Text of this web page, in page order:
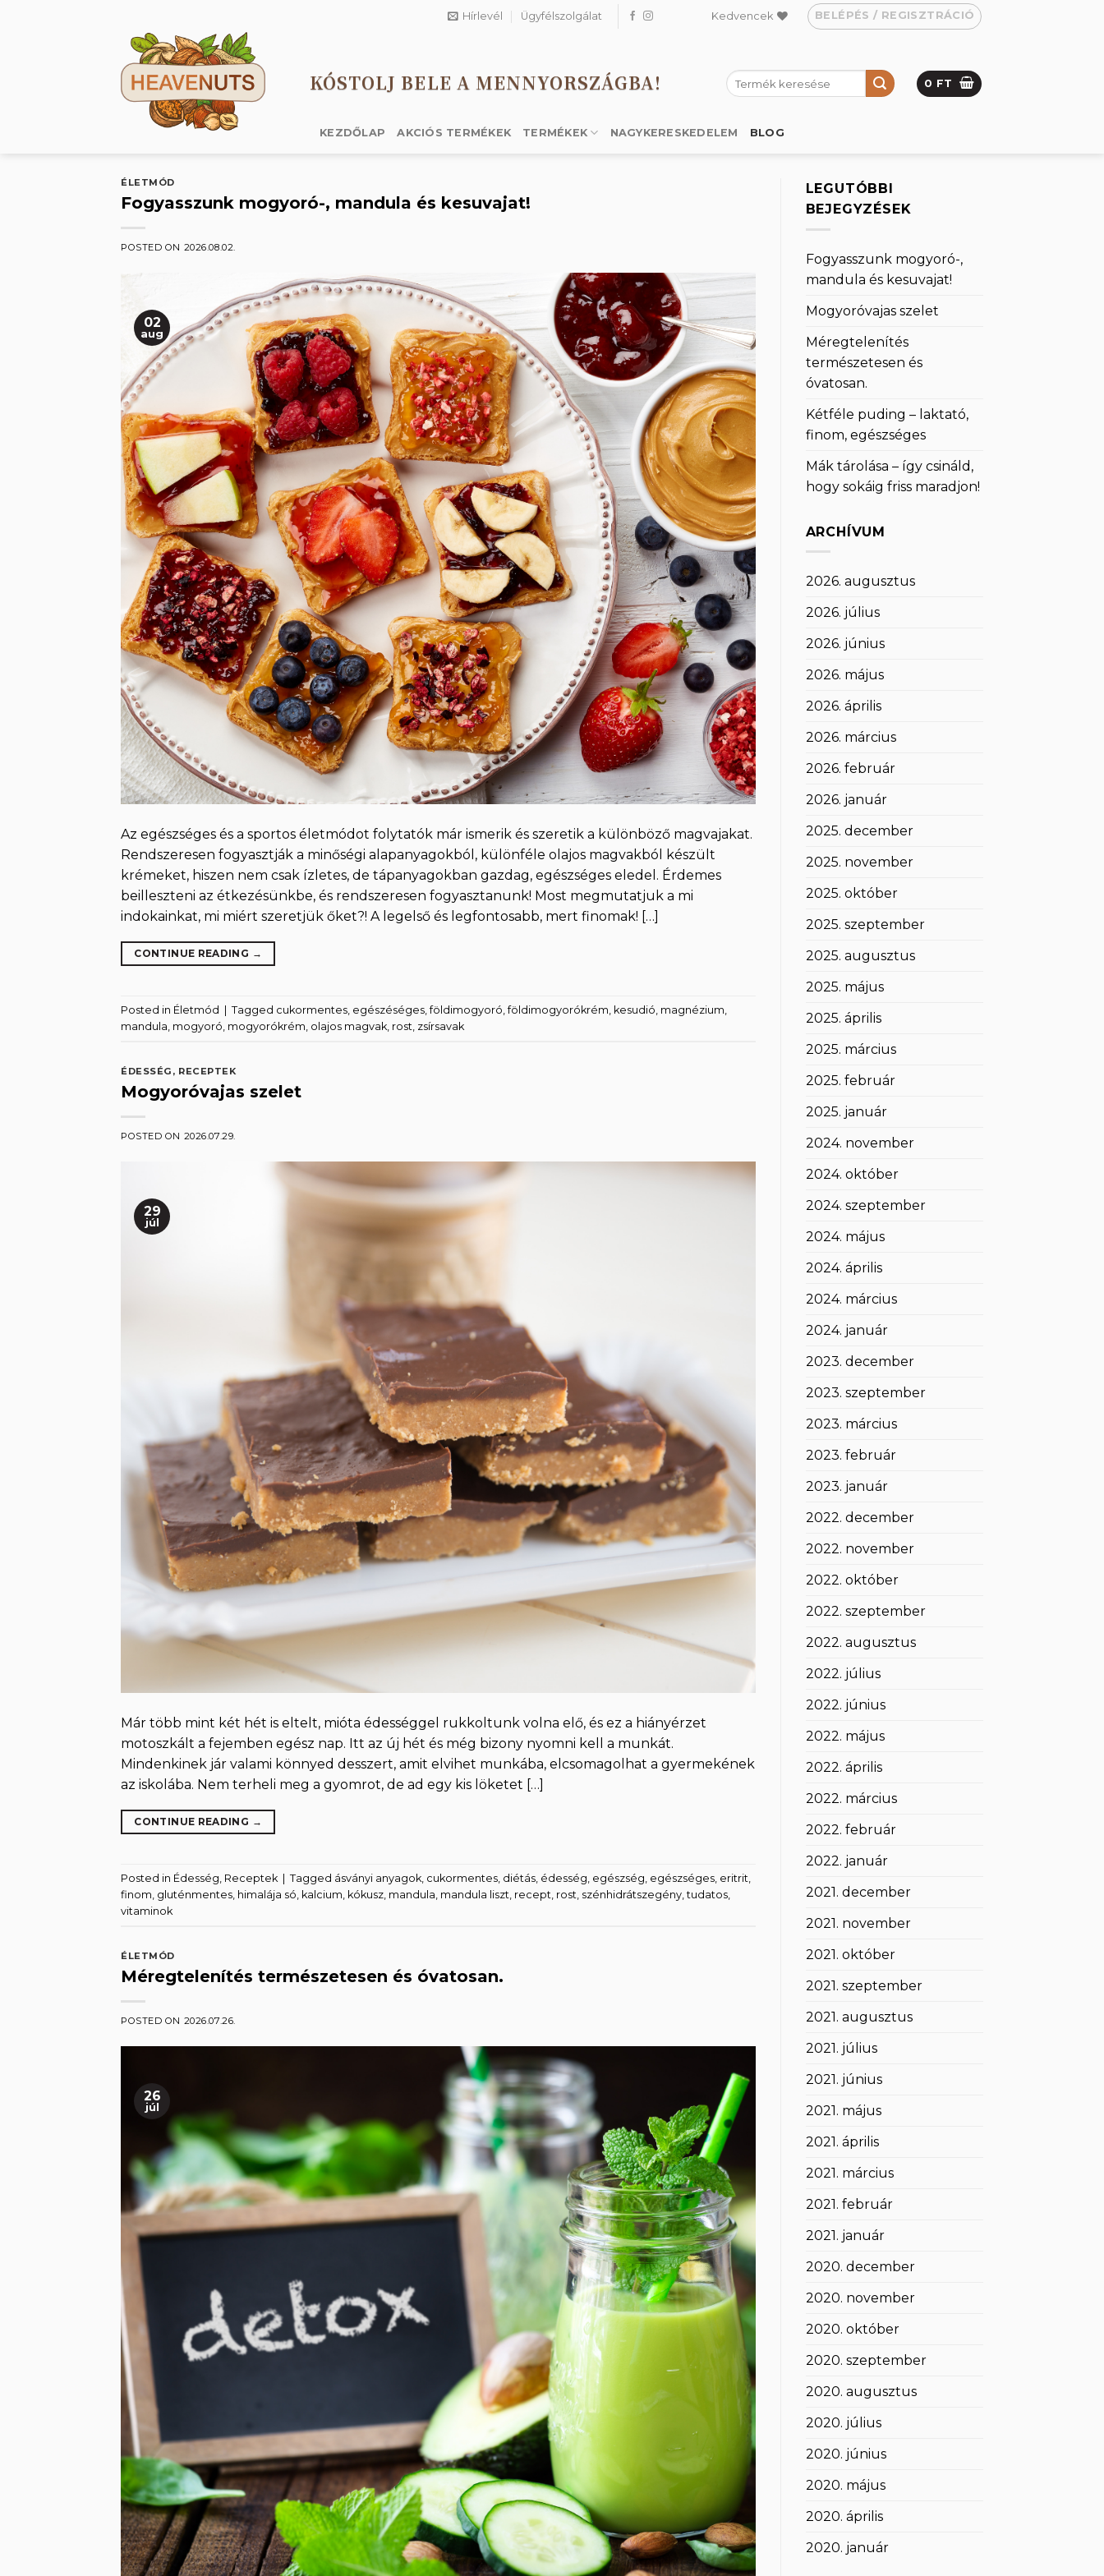
Hírlevél Ügyfélszolgálat Kedvencek BELÉPÉS / REGISZTRÁCIÓ
KÓSTOLJ BELE A MENNYORSZÁGBA!
Keresés
a
0 FT
KEZDŐLAP AKCIÓS TERMÉKEK TERMÉKEK NAGYKERESKEDELEM BLOG
ÉLETMÓD
Fogyasszunk mogyoró-, mandula és kesuvajat!
POSTED ON 2026.08.02.
02
aug
Az egészséges és a sportos életmódot folytatók már ismerik és szeretik a különböző magvajakat.
Rendszeresen fogyasztják a minőségi alapanyagokból, különféle olajos magvakból készült
krémeket, hiszen nem csak ízletes, de tápanyagokban gazdag, egészséges eledel. Érdemes
beilleszteni az étkezésünkbe, és rendszeresen fogyasztanunk! Most megmutatjuk a mi
indokainkat, mi miért szeretjük őket?! A legelső és legfontosabb, mert finomak! […]
CONTINUE READING →
Posted in Életmód | Tagged cukormentes egészéséges ,földimogyoró ,földimogyorókrém kesudió magnézium
mandula mogyoró mogyorókrém olajos magvak rost zsírsavak
ÉDESSÉG , RECEPTEK
Mogyoróvajas szelet
POSTED ON 2026.07.29.
29
júl
Már több mint két hét is eltelt, mióta édességgel rukkoltunk volna elő, és ez a hiányérzet
motoszkált a fejemben egész nap. Itt az új hét és még bizony nyomni kell a munkát.
Mindenkinek jár valami könnyed desszert, amit elvihet munkába, elcsomagolhat a gyermekének
az iskolába. Nem terheli meg a gyomrot, de ad egy kis löketet […]
CONTINUE READING →
Posted in Édesség Receptek Tagged ásványi anyagok cukormentes diétás édesség egészség egészséges eritrit
finom gluténmentes himalája só kalcium kókusz mandula mandula liszt recept rost szénhidrátszegény ,tudatos
vitaminok
ÉLETMÓD
Méregtelenítés természetesen és óvatosan.
POSTED ON 2026.07.26.
26
júl
LEGUTÓBBI
BEJEGYZÉSEK
Fogyasszunk mogyoró-,
mandula és kesuvajat!
Mogyoróvajas szelet
Méregtelenítés
természetesen és
óvatosan.
Kétféle puding – laktató,
finom, egészséges
Mák tárolása – így csináld,
hogy sokáig friss maradjon!
ARCHÍVUM
2026. augusztus
2026. július
2026. június
2026. május
2026. április
2026. március
2026. február
2026. január
2025. december
2025. november
2025. október
2025. szeptember
2025. augusztus
2025. május
2025. április
2025. március
2025. február
2025. január
2024. november
2024. október
2024. szeptember
2024. május
2024. április
2024. március
2024. január
2023. december
2023. szeptember
2023. március
2023. február
2023. január
2022. december
2022. november
2022. október
2022. szeptember
2022. augusztus
2022. július
2022. június
2022. május
2022. április
2022. március
2022. február
2022. január
2021. december
2021. november
2021. október
2021. szeptember
2021. augusztus
2021. július
2021. június
2021. május
2021. április
2021. március
2021. február
2021. január
2020. december
2020. november
2020. október
2020. szeptember
2020. augusztus
2020. július
2020. június
2020. május
2020. április
2020. január